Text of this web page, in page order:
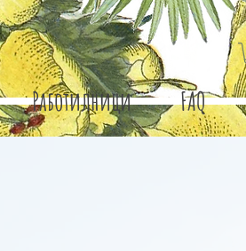
Работилници FAQ